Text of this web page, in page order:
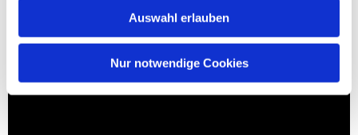
Auswahl erlauben
Nur notwendige Cookies